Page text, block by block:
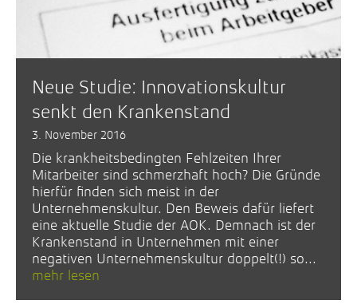
Neue Studie: Innovationskultur
senkt den Krankenstand
3. November 2016
Die krankheitsbedingten Fehlzeiten Ihrer
Mitarbeiter sind schmerzhaft hoch? Die Gründe
hierfür finden sich meist in der
Unternehmenskultur. Den Beweis dafür liefert
eine aktuelle Studie der AOK. Demnach ist der
Krankenstand in Unternehmen mit einer
negativen Unternehmenskultur doppelt(!) so...
mehr lesen